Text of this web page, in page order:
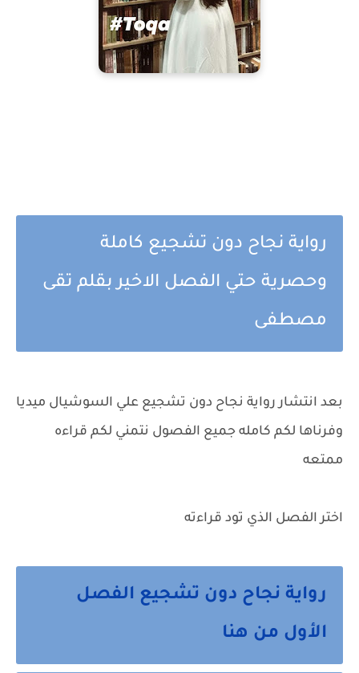
رواية نجاح دون تشجيع كاملة
وحصرية حتي الفصل الاخير بقلم تقى
مصطفى
بعد انتشار رواية نجاح دون تشجيع علي السوشيال ميديا
وفرناها لكم كامله جميع الفصول نتمني لكم قراءه
ممتعه
اختر الفصل الذي تود قراءته
رواية نجاح دون تشجيع الفصل
الأول من هنا